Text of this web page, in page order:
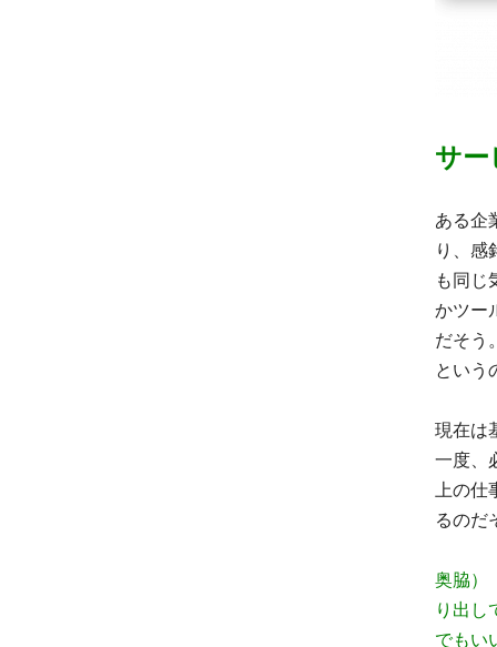
サ
ある企
り、感
も同じ
かツー
だそう
という
現在は
一度、
上の
るのだ
奥脇）
り出し
でもい